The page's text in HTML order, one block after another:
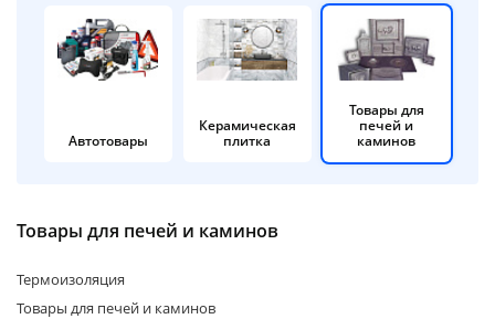
Автотовары
Керамическая
плитка
Товары для
печей и
каминов
Товары для печей и каминов
Термоизоляция
Товары для печей и каминов
недели